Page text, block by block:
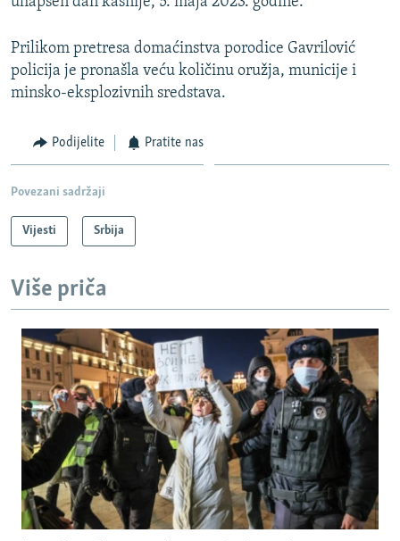
Prilikom pretresa domaćinstva porodice Gavrilović
policija je pronašla veću količinu oružja, municije i
minsko-eksplozivnih sredstava.
Podijelite Pratite nas
Povezani sadržaji
Vijesti Srbija
Više priča